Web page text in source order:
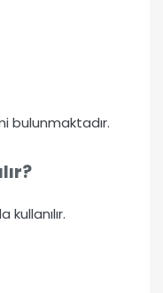
bulunmaktadır.